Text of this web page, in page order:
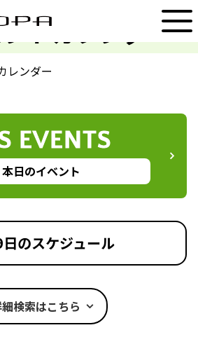
トカレンダー
EVENT
レンダー
EVENTS
本日のイベント
のスケジュール
検索はこちら